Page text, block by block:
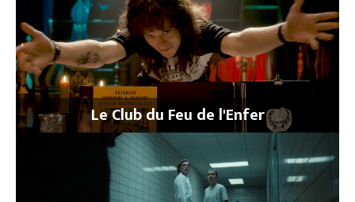
Le Club du Feu de l'Enfer